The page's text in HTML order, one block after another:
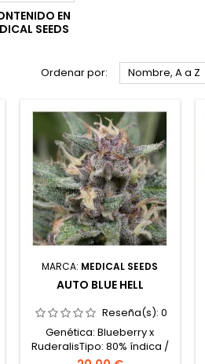
EN
SEEDS
Ordenar por: Nombre, A a Z
MARCA: MEDICAL SEEDS
AUTO BLUE HELL
Reseña(s):0
Genética: Blueberry x
RuderalisTipo: 80% índica /
20% ruderalisContenido de